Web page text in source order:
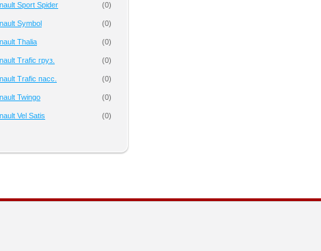
Sport Spider (0)
Symbol (0)
Thalia (0)
Trafic груз. (0)
Trafic пасс. (0)
Twingo (0)
Vel Satis (0)